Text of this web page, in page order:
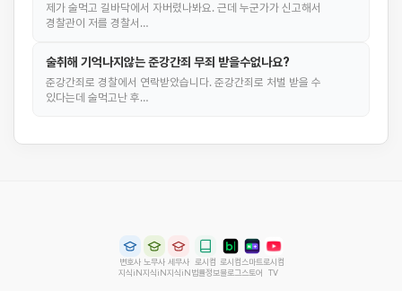
제가 술먹고 길바닥에서 자버렸나봐요. 근데 누군가가 신고해서
경찰관이 저를 경찰서…
술취해 기억나지않는 준강간죄 무죄 받을수없나요?
준강간죄로 경찰에서 연락받았습니다. 준강간죄로 처벌 받을 수
있다는데 술먹고난 후…
변호사
지식iN
노무사
지식iN
세무사
지식iN
로시컴
법률정보
로시컴
블로그
스마트
스토어
로시컴
TV